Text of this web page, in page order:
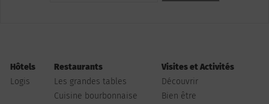
Hôtels
Logis
Restaurants
Les grandes tables
Cuisine bourbonnaise
Visites et Activités
Découvrir
Bien être